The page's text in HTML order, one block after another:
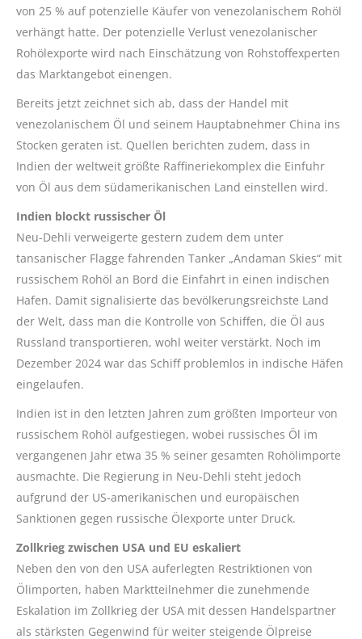
von 25 % auf potenzielle Käufer von venezolanischem Rohöl
verhängt hatte. Der potenzielle Verlust venezolanischer
Rohölexporte wird nach Einschätzung von Rohstoffexperten
das Marktangebot einengen.
Bereits jetzt zeichnet sich ab, dass der Handel mit
venezolanischem Öl und seinem Hauptabnehmer China ins
Stocken geraten ist. Quellen berichten zudem, dass in
Indien der weltweit größte Raffineriekomplex die Einfuhr
von Öl aus dem südamerikanischen Land einstellen wird.
Indien blockt russischer Öl
Neu-Dehli verweigerte gestern zudem dem unter
tansanischer Flagge fahrenden Tanker „Andaman Skies“ mit
russischem Rohöl an Bord die Einfahrt in einen indischen
Hafen. Damit signalisierte das bevölkerungsreichste Land
der Welt, dass man die Kontrolle von Schiffen, die Öl aus
Russland transportieren, wohl weiter verstärkt. Noch im
Dezember 2024 war das Schiff problemlos in indische Häfen
eingelaufen.
Indien ist in den letzten Jahren zum größten Importeur von
russischem Rohöl aufgestiegen, wobei russisches Öl im
vergangenen Jahr etwa 35 % seiner gesamten Rohölimporte
ausmachte. Die Regierung in Neu-Dehli steht jedoch
aufgrund der US-amerikanischen und europäischen
Sanktionen gegen russische Ölexporte unter Druck.
Zollkrieg zwischen USA und EU eskaliert
Neben den von den USA auferlegten Restriktionen von
Ölimporten, haben Marktteilnehmer die zunehmende
Eskalation im Zollkrieg der USA mit dessen Handelspartner
als stärksten Gegenwind für weiter steigende Ölpreise